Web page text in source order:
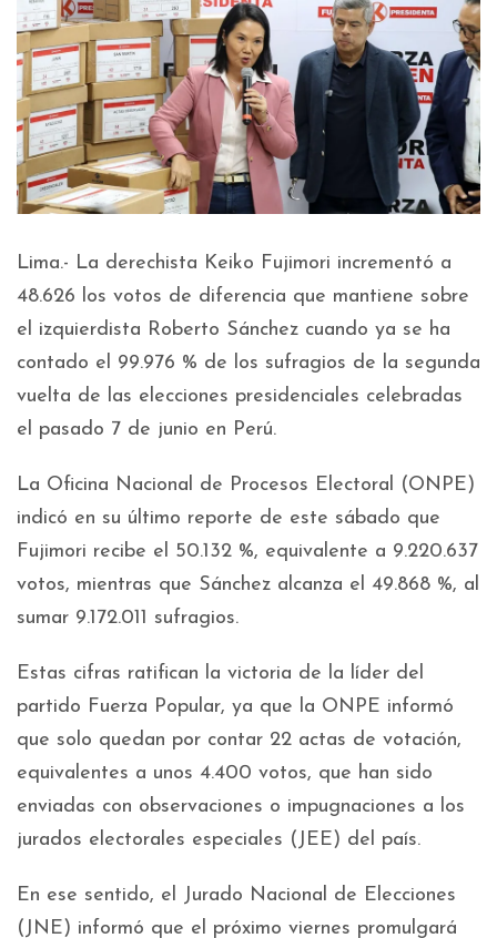
Lima.- La derechista Keiko Fujimori incrementó a
48.626 los votos de diferencia que mantiene sobre
el izquierdista Roberto Sánchez cuando ya se ha
contado el 99.976 % de los sufragios de la segunda
vuelta de las elecciones presidenciales celebradas
el pasado 7 de junio en Perú.
La Oficina Nacional de Procesos Electoral (ONPE)
indicó en su último reporte de este sábado que
Fujimori recibe el 50.132 %, equivalente a 9.220.637
votos, mientras que Sánchez alcanza el 49.868 %, al
sumar 9.172.011 sufragios.
Estas cifras ratifican la victoria de la líder del
partido Fuerza Popular, ya que la ONPE informó
que solo quedan por contar 22 actas de votación,
equivalentes a unos 4.400 votos, que han sido
enviadas con observaciones o impugnaciones a los
jurados electorales especiales (JEE) del país.
En ese sentido, el Jurado Nacional de Elecciones
(JNE) informó que el próximo viernes promulgará